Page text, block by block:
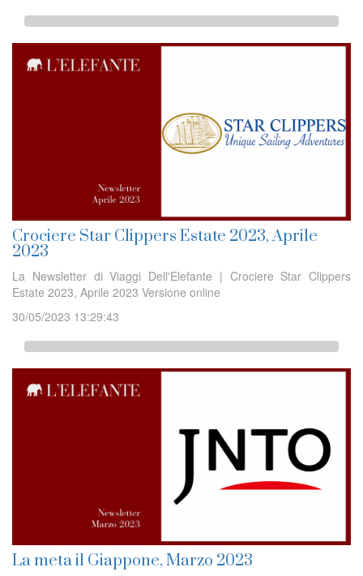
Crociere Star Clippers Estate 2023, Aprile
2023
La Newsletter di Viaggi Dell'Elefante | Crociere Star Clippers
Estate 2023, Aprile 2023 Versione online
30/05/2023 13:29:43
La meta il Giappone, Marzo 2023